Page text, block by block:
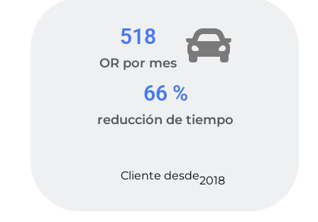
OR por mes
518
reducción de tiempo
66 %
Cliente desde2018